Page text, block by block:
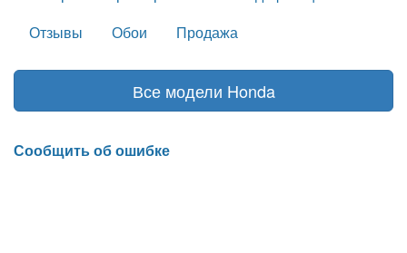
Отзывы
Обои Продажа
Все модели Honda
Сообщить об ошибке